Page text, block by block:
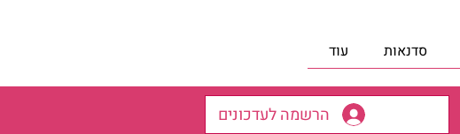
סדנאות עוד
הרשמה לעדכונים